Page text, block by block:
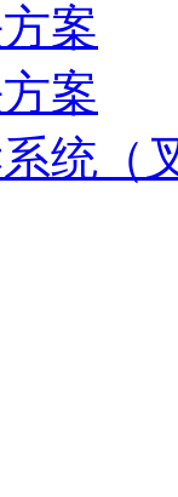
案
案
统（